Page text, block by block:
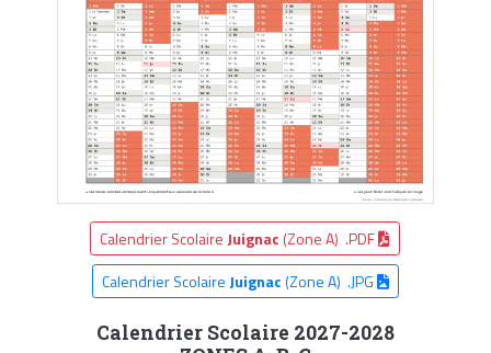
Calendrier Scolaire Juignac (Zone A) .PDF
Calendrier Scolaire Juignac(Zone A) .JPG
Calendrier Scolaire 2027-2028